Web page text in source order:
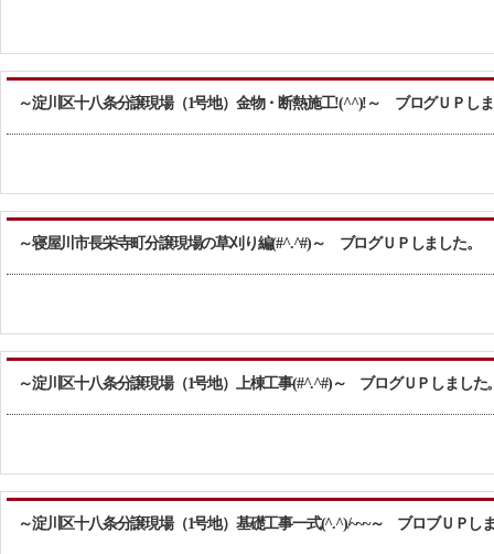
～淀川区十八条分譲現場（1号地）金物・断熱施工!(^^)!～ ブログＵＰし
～寝屋川市長栄寺町分譲現場の草刈り編(#^.^#)～ ブログＵＰしました。
～淀川区十八条分譲現場（1号地）上棟工事(#^.^#)～ ブログＵＰしました
～淀川区十八条分譲現場（1号地）基礎工事一式(^.^)/~~~～ ブロブＵＰし